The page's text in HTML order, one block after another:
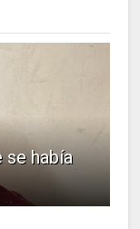
se había